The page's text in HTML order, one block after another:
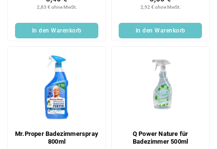
2,83 € ohne MwSt.
In den Warenkorb
2,92 € ohne MwSt.
In den Warenkorb
Mr.Proper Badezimmerspray
800ml
Q Power Nature für
Badezimmer 500ml